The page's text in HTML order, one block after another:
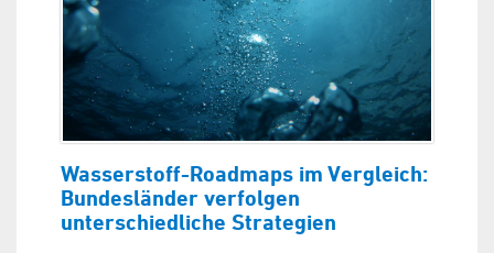
Wasserstoff-Roadmaps im Vergleich:
Bundesländer verfolgen
unterschiedliche Strategien